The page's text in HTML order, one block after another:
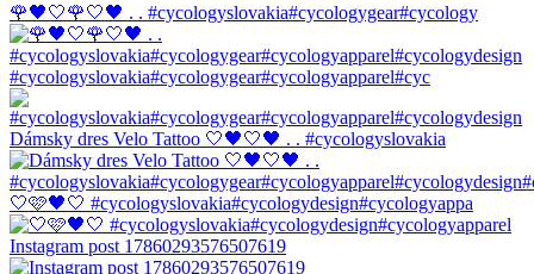
🌹🖤🤍🌹🤍🖤 . . #cycologyslovakia#cycologygear#cycology
#cycologyslovakia#cycologygear#cycologyapparel#cyc
Dámsky dres Velo Tattoo 🤍🖤🤍🖤 . . #cycologyslovakia
🤍🩷🖤🤍 #cycologyslovakia#cycologydesign#cycologyappa
Instagram post 17860293576507619